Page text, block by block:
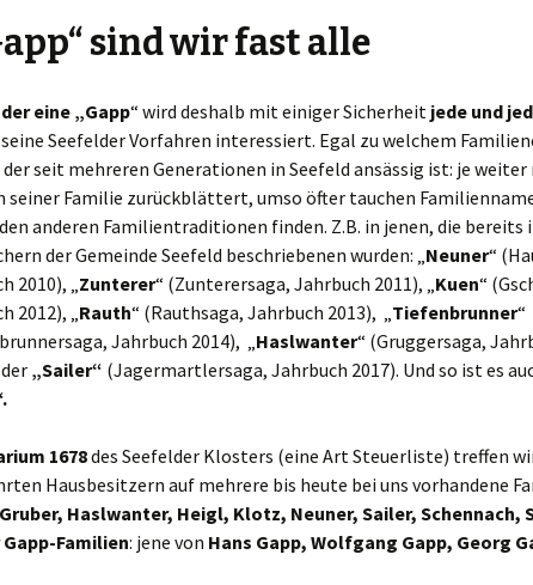
sind wirfast alle
eine „Gapp“ wird deshalb mit einiger Sicherheit jede und
Seefelder Vorfahren interessiert. Egal zu welchem
seit mehreren Generationen in Seefeld ansässig ist: je weiter
seiner Familie zurückblättert, umso öfter tauchen
anderen Familientraditionen finden. Z.B. in jenen, die bereits
der Gemeinde Seefeld beschriebenen wurden: „Neuner“
2010), „Zunterer“ (Zunterersaga, Jahrbuch 2011), „Kuen“
2012), „Rauth“ (Rauthsaga, Jahrbuch 2013), „Tiefenbrunner“
Jahrbuch 2014), „Haslwanter“ (Gruggersaga,
„Sailer“ (Jagermartlersaga, Jahrbuch 2017). Und so ist es
1678des Seefelder Klosters (eine Art Steuerliste) treffen
Hausbesitzern auf mehrere bis heute bei uns vorhandene
Haslwanter, Heigl, Klotz, Neuner, Sailer, Schennach,
Familien: jene von Hans Gapp, Wolfgang Gapp, Georg